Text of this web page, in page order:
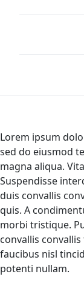
Lorem ipsum
sed do eiusmod
magna aliqua.
Suspendisse
duis convallis
quis. A
morbi tristique.
convallis
faucibus nisl
potenti nullam.